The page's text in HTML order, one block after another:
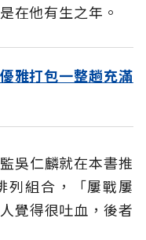
在他有生之年。
雅打包一整趟充滿
吳仁麟就在本書推
列組合，「屢戰屢
覺得很吐血，後者